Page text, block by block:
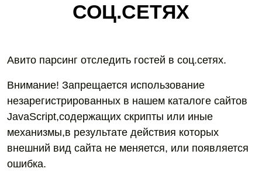
СОЦ.СЕТЯХ
Авито парсинг отследить гостей в соц.сетях.
Внимание! Запрещается использование
незарегистрированных в нашем каталоге сайтов
JavaScript,содержащих скрипты или иные
механизмы,в результате действия которых
внешний вид сайта не меняется, или появляется
ошибка.